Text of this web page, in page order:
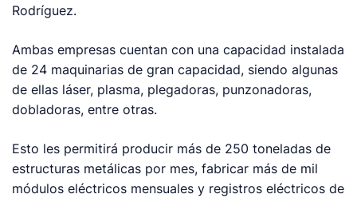
Rodríguez.
Ambas empresas cuentan con una capacidad instalada
de 24 maquinarias de gran capacidad, siendo algunas
de ellas láser, plasma, plegadoras, punzonadoras,
dobladoras, entre otras.
Esto les permitirá producir más de 250 toneladas de
estructuras metálicas por mes, fabricar más de mil
módulos eléctricos mensuales y registros eléctricos de